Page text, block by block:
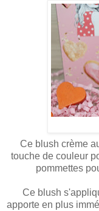
Ce blush crème
touche de couleur
pommettes
Ce blush
apporte en plus